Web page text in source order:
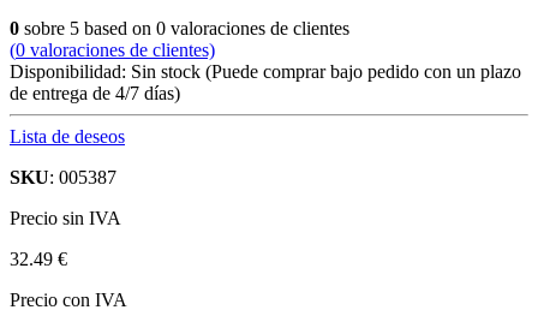
0 sobre 5 based on 0 valoraciones de clientes
(0 valoraciones de clientes)
Disponibilidad: Sin stock (Puede comprar bajo pedido con un plazo
de entrega de 4/7 días)
Lista de deseos
SKU: 005387
Precio sin IVA
32.49 €
Precio con IVA